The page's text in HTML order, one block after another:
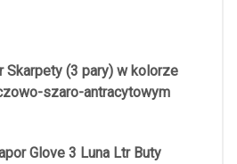
Skarpety (3 pary) w kolorze
szaro-antracytowym
Glove 3 Luna Ltr Buty